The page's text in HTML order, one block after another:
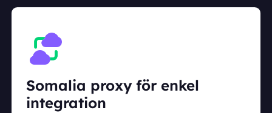
Somalia proxy för enkel
integration